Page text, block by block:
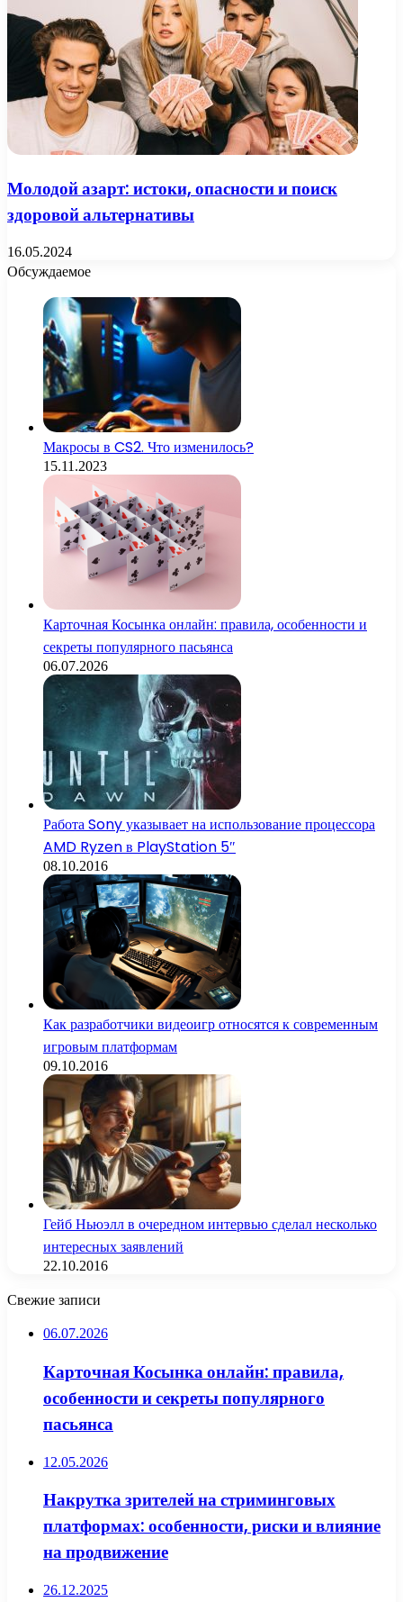
Молодой азарт: истоки, опасности и поиск
здоровой альтернативы
16.05.2024
Обсуждаемое
Макросы в CS2. Что изменилось?
15.11.2023
Карточная Косынка онлайн: правила, особенности и
секреты популярного пасьянса
06.07.2026
Работа Sony указывает на использование процессора
AMD Ryzen в PlayStation 5″
08.10.2016
Как разработчики видеоигр относятся к современным
игровым платформам
09.10.2016
Гейб Ньюэлл в очередном интервью сделал несколько
интересных заявлений
22.10.2016
Свежие записи
06.07.2026
Карточная Косынка онлайн: правила,
особенности и секреты популярного
пасьянса
12.05.2026
Накрутка зрителей на стриминговых
платформах: особенности, риски и влияние
на продвижение
26.12.2025